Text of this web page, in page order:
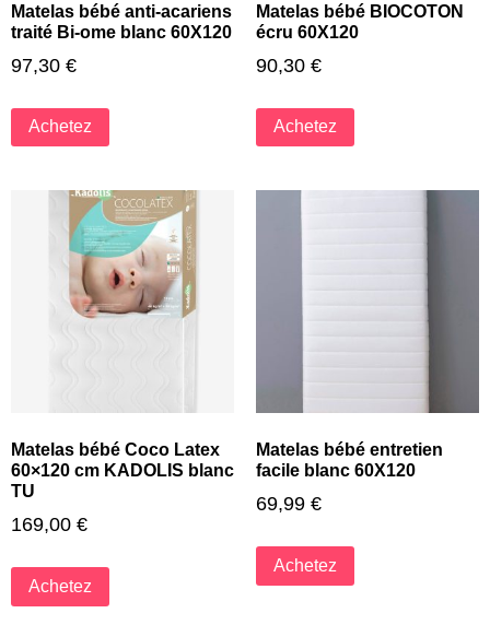
Matelas bébé anti-acariens
traité Bi-ome blanc 60X120
97,30 €
Achetez
Matelas bébé BIOCOTON
écru 60X120
90,30 €
Achetez
Matelas bébé Coco Latex
60×120 cm KADOLIS blanc
TU
169,00 €
Achetez
Matelas bébé entretien
facile blanc 60X120
69,99 €
Achetez